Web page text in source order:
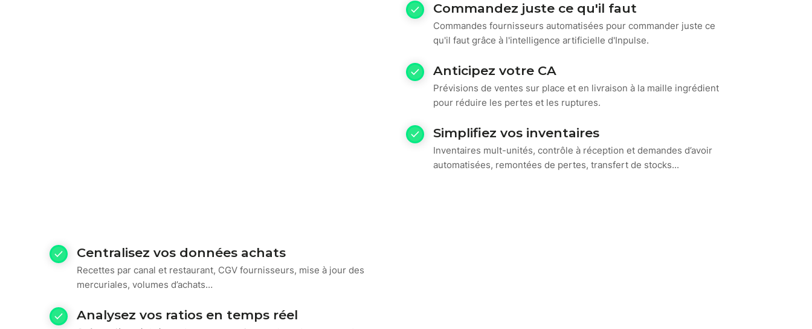
Commandez juste ce qu'il faut
Commandes fournisseurs automatisées pour commander juste ce
qu'il faut grâce à l'intelligence artificielle d'Inpulse.
Anticipez votre CA
Prévisions de ventes sur place et en livraison à la maille ingrédient
pour réduire les pertes et les ruptures.
Simplifiez vos inventaires
Inventaires mult-unités, contrôle à réception et demandes d’avoir
automatisées, remontées de pertes, transfert de stocks...
Centralisez vos données achats
Recettes par canal et restaurant, CGV fournisseurs, mise à jour des
mercuriales, volumes d’achats…
Analysez vos ratios en temps réel